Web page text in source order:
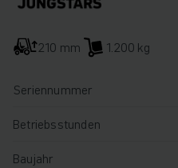
210 mm 1.200 kg
Seriennummer
Betriebsstunden
Baujahr